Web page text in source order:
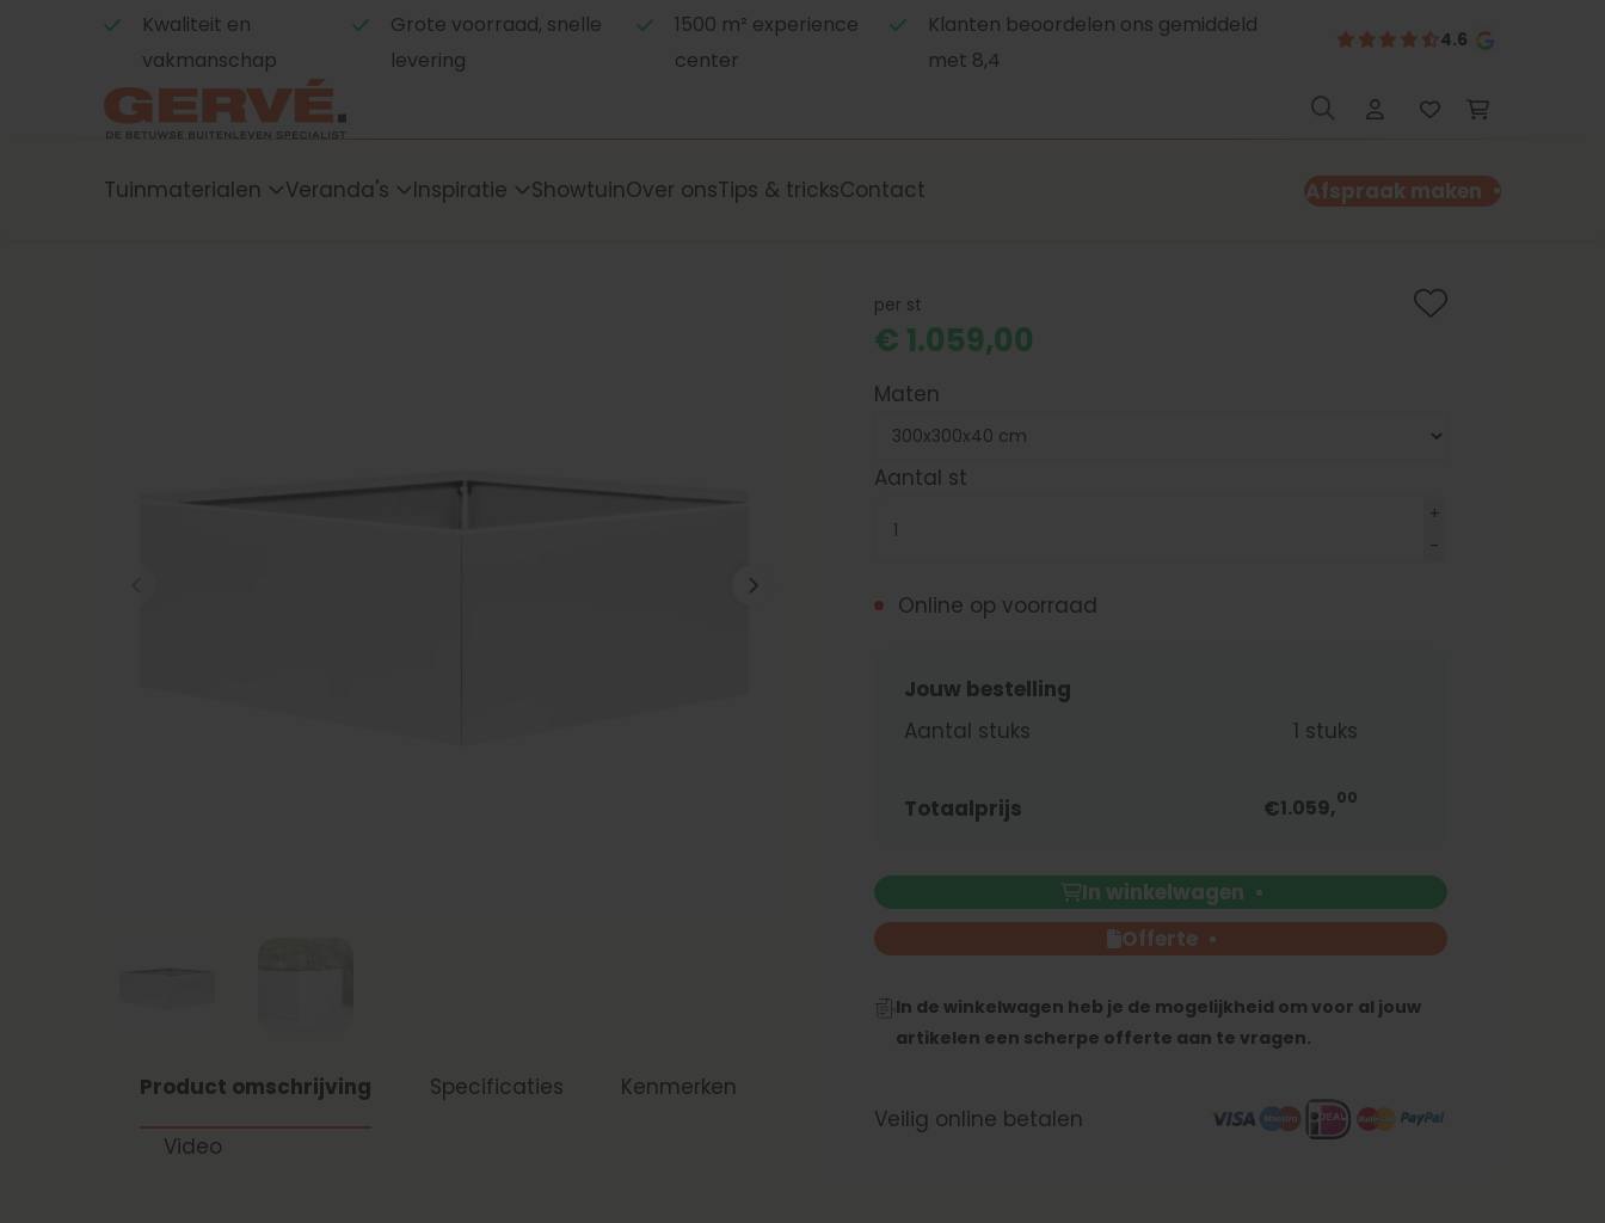
Kwaliteit en
vakmanschap
Grote voorraad, snelle
levering
1500 m² experience
center
Klanten beoordelen ons gemiddeld
met 8,4
4.6
Tuinmaterialen Veranda's Inspiratie ShowtuinOver onsTips & tricksContact Afspraak maken
Product omschrijving Specificaties Kenmerken
Video
per st
€ 1.059,00
Maten
Aantal st
Online op voorraad
Jouw bestelling
Aantal stuks
1 stuks
Totaalprijs €1.059,00
In winkelwagen
Offerte
In de winkelwagen heb je de mogelijkheid om voor al jouw
artikelen een scherpe offerte aan te vragen.
Veilig online betalen